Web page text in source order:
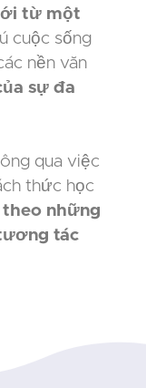
từ một
cuộc sống
nền văn
sự đa
qua việc
thức học
theo những
tác